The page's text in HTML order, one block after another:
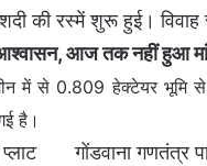
की रस्में शुरू हुई। विवाह
आज तक नहीं हुआ
में से 0.809 हेक्टेयर भूमि
है।
गोंडवाना गणतंत्र